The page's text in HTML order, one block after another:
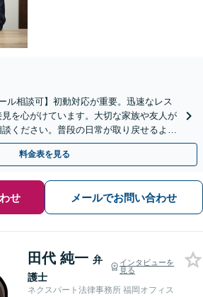
ル相談可】初動対応が重要。迅速なレス
を心がけています。大切な家族や友人が
ください。普段の日常が取り戻せるよう
談可】
料金表を見る
せ メールでお問い合わせ
田代 純一 弁
護士
インタビューを
見る
ネクスパート法律事務所 福岡オフィス